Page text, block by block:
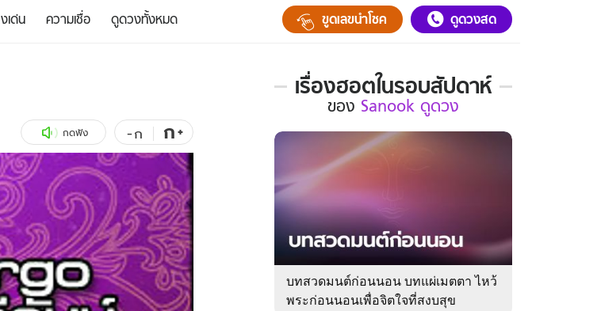
ลฟ์สไตล์
รถยนต์
ขภาพ
ที่ยว-กิน
Thailand
Choice
คลิป
พอดแคสต์
ดูทีวี
WeTV
Exclusive WeTV
นิยาย
ความรู้รอบตัว
ฮาวทู
เด่น ความเชื่อ ดูดวงทั้งหมด ขูดเลขนำโชค ดูดวงสด
กดฟัง -ก ก+
เรื่องฮอตในรอบสัปดาห์
เรื่อง
ใน
รอบ
ของ
Sanook
ดูด
ของ Sanook ดูดวง
บทสวดมนต์ก่อนนอน บทแผ่เมตตา ไหว้
พระก่อนนอนเพื่อจิตใจที่สงบสุข